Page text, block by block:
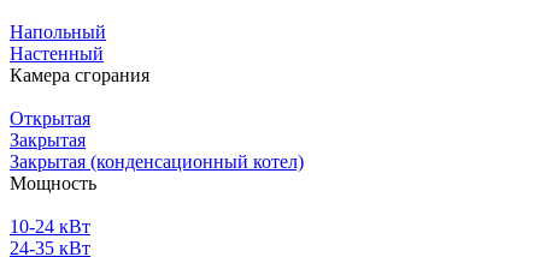
Напольный
Настенный
Камера сгорания
Открытая
Закрытая
Закрытая (конденсационный котел)
Мощность
10-24 кВт
24-35 кВт